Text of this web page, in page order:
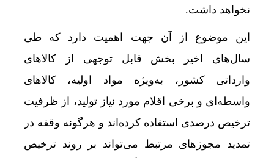
نخواهد داشت.
این موضوع از آن جهت اهمیت دارد که طی
سال‌های اخیر بخش قابل توجهی از کالاهای
وارداتی کشور، به‌ویژه مواد اولیه، کالاهای
واسطه‌ای و برخی اقلام مورد نیاز تولید، از ظرفیت
ترخیص درصدی استفاده کرده‌اند و هرگونه وقفه در
تمدید مجوزهای مرتبط می‌تواند بر روند ترخیص